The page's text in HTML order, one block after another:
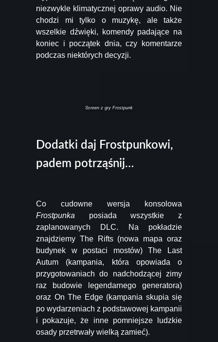
niezwykle klimatycznej oprawy audio. Nie
chodzi mi tylko o muzykę, ale także
wszelkie dźwięki, komendy padające na
koniec i początek dnia, czy komentarze
podczas niektórych decyzji.
Screen z gry Frostpunk
Dodatki daj Frostpunkowi,
padem potrząśnij…
Co cudowne wersja konsolowa
Frostpunka posiada wszystkie z
zaplanowanych DLC. Na pokładzie
znajdziemy The Rifts (nowa mapa oraz
budynek w postaci mostów) The Last
Autum (kampania, która opowiada o
przygotowaniach do nadchodzącej zimy
raz budowie legendarnego generatora)
oraz On The Edge (kampania skupia się
po wydarzeniach z podstawowej kampanii
i pokazuje, że inne pomniejsze ludzkie
osady przetrwały wielką zamieć).